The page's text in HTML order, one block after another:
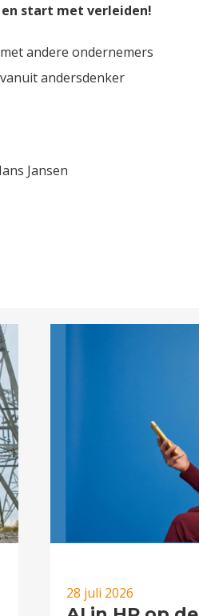
en start met verleiden!
andere ondernemers
andersdenker
Jansen
28 juli 2026